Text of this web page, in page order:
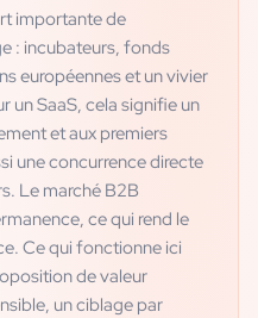
importante de
: incubateurs, fonds
européennes et un vivier
un SaaS, cela signifie un
et aux premiers
une concurrence directe
Le marché B2B
ce qui rend le
Ce qui fonctionne ici
de valeur
un ciblage par